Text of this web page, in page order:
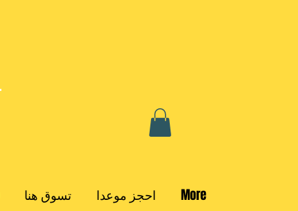
تسوق هنا احجز موعدا More